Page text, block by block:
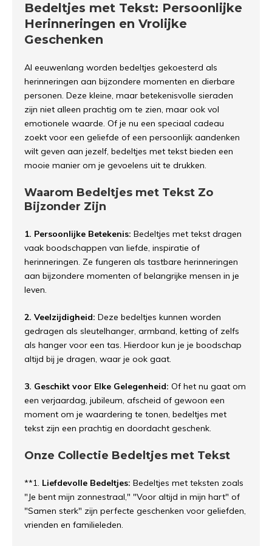
Bedeltjes met Tekst: Persoonlijke
Herinneringen en Vrolijke
Geschenken
Al eeuwenlang worden bedeltjes gekoesterd als
herinneringen aan bijzondere momenten en dierbare
personen. Deze kleine, maar betekenisvolle sieraden
zijn niet alleen prachtig om te zien, maar ook vol
emotionele waarde. Of je nu een speciaal cadeau
zoekt voor een geliefde of een persoonlijk aandenken
wilt geven aan jezelf, bedeltjes met tekst bieden een
mooie manier om je gevoelens uit te drukken.
Waarom Bedeltjes met Tekst Zo
Bijzonder Zijn
1. Persoonlijke Betekenis: Bedeltjes met tekst dragen
vaak boodschappen van liefde, inspiratie of
herinneringen. Ze fungeren als tastbare herinneringen
aan bijzondere momenten of belangrijke mensen in je
leven.
2. Veelzijdigheid: Deze bedeltjes kunnen worden
gedragen als sleutelhanger, armband, ketting of zelfs
als hanger voor een tas. Hierdoor kun je je boodschap
altijd bij je dragen, waar je ook gaat.
3. Geschikt voor Elke Gelegenheid: Of het nu gaat om
een verjaardag, jubileum, afscheid of gewoon een
moment om je waardering te tonen, bedeltjes met
tekst zijn een prachtig en doordacht geschenk.
Onze Collectie Bedeltjes met Tekst
**1. Liefdevolle Bedeltjes: Bedeltjes met teksten zoals
"Je bent mijn zonnestraal," "Voor altijd in mijn hart" of
"Samen sterk" zijn perfecte geschenken voor geliefden,
vrienden en familieleden.